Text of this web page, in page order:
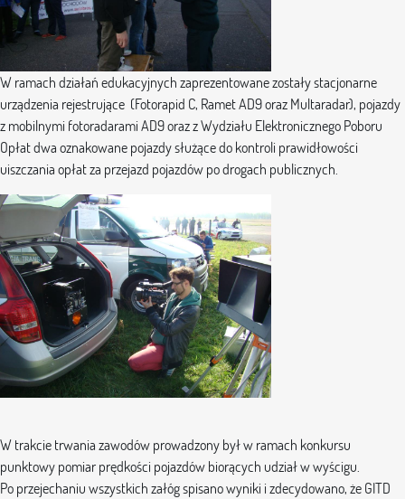
W ramach działań edukacyjnych zaprezentowane zostały stacjonarne
urządzenia rejestrujące (Fotorapid C, Ramet AD9 oraz Multaradar), pojazdy
z mobilnymi fotoradarami AD9 oraz z Wydziału Elektronicznego Poboru
Opłat dwa oznakowane pojazdy służące do kontroli prawidłowości
uiszczania opłat za przejazd pojazdów po drogach publicznych.
W trakcie trwania zawodów prowadzony był w ramach konkursu
punktowy pomiar prędkości pojazdów biorących udział w wyścigu.
Po przejechaniu wszystkich załóg spisano wyniki i zdecydowano, że GITD